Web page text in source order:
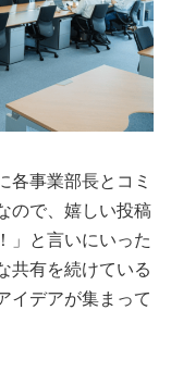
各事業部長とコミ
ので、嬉しい投稿
」と言いにいった
共有を続けている
イデアが集まって